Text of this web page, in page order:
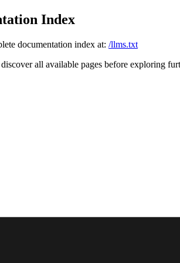
Index
documentation index at: /llms.txt
all available pages before exploring